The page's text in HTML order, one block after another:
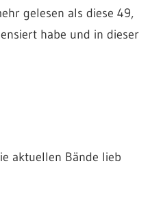
gelesen als diese 49,
habe und in dieser
aktuellen Bände lieb